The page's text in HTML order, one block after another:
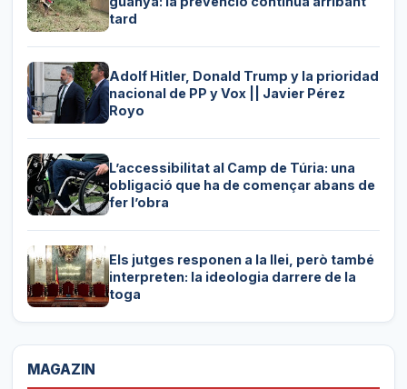
tard
Adolf Hitler, Donald Trump y la prioridad
nacional de PP y Vox || Javier Pérez
Royo
L’accessibilitat al Camp de Túria: una
obligació que ha de començar abans de
fer l’obra
Els jutges responen a la llei, però també
interpreten: la ideologia darrere de la
toga
MAGAZIN